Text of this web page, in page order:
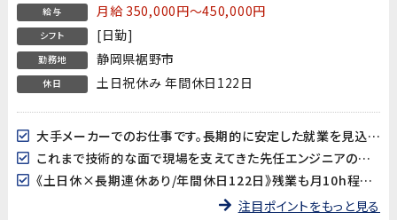
給与 月給 350,000円～450,000円
シフト [日勤]
勤務地 静岡県裾野市
休日 土日祝休み 年間休日122日
大手メーカーでのお仕事です。長期的に安定した就業を見込んでいますので新しい挑戦やスキルアップも目指せます!
これまで技術的な面で現場を支えてきた先任エンジニアの後任として活躍していただける方を募集します!
《土日休×長期連休あり/年間休日122日》残業も月10h程度でワークライフバランスも取り易い♪
注目ポイントをもっと見る